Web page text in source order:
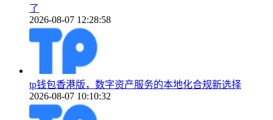
了
2026-08-07 12:28:58
tp钱包香港版，数字资产服务的本地化合规新选择
2026-08-07 10:10:32